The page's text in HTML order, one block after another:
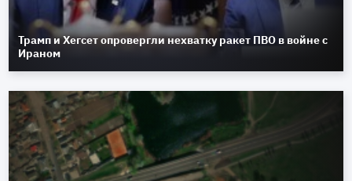
Трамп и Хегсет опровергли нехватку ракет ПВО в войне с
Ираном